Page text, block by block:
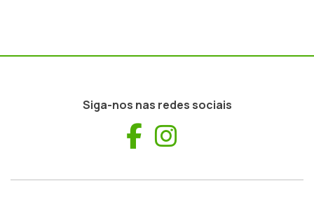
Siga-nos nas redes sociais
Facebook